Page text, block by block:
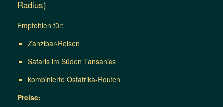
Radius)
Empfohlen für:
Zanzibar-Reisen
Safaris im Süden Tansanias
kombinierte Ostafrika-Routen
Preise: